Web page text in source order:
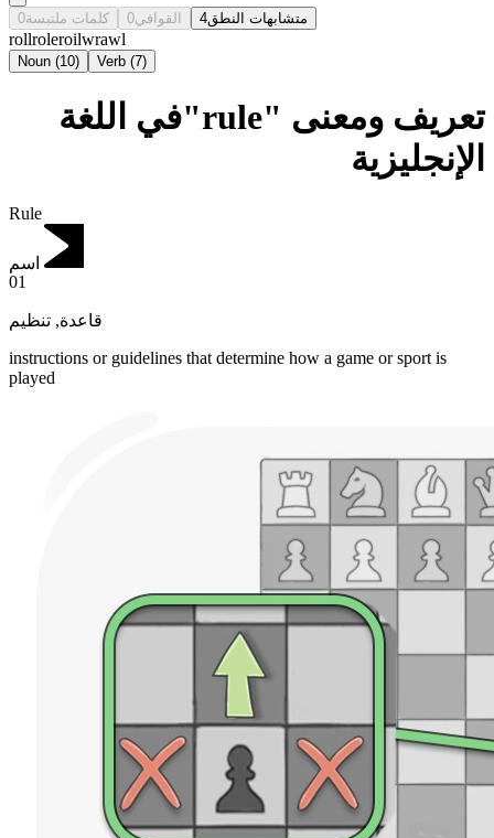
كلمات ملتبسة0 القوافي0 متشابهات النطق4
rollroleroilwrawl
Noun (10) Verb (7)
تعريف ومعنى "rule"في اللغة
الإنجليزية
Rule
اسم
01
قاعدة, تنظيم
instructions or guidelines that determine how a game or sport is
played